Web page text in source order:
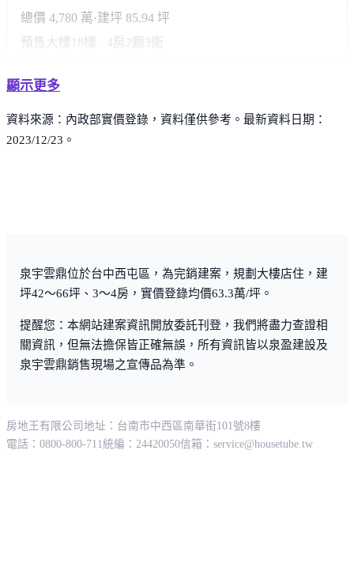
總價 4,780 萬 ·建坪 85.94 坪
預售大樓 18樓 · 4房2廳3衛
顯示更多
資料來源：內政部實價登錄，資料僅供參考。最新資料日期：
2023/12/23。
泉宇雲鼎位於台中西屯區，為完銷建案，規劃大樓店住，建
坪42～66坪、3～4房，實價登錄均價63.3萬/坪。
提醒您：本網站建案資訊開放委託刊登，我們將盡力查證相
關資訊，但無法擔保皆正確無誤，所有資訊皆以泉盈建設及
泉宇雲鼎銷售現場之宣傳品為準。
房地王有限公司 地址：台南市中西區南華街101號8樓
電話：0800-800-711統編：24420050信箱： service@housetube.tw